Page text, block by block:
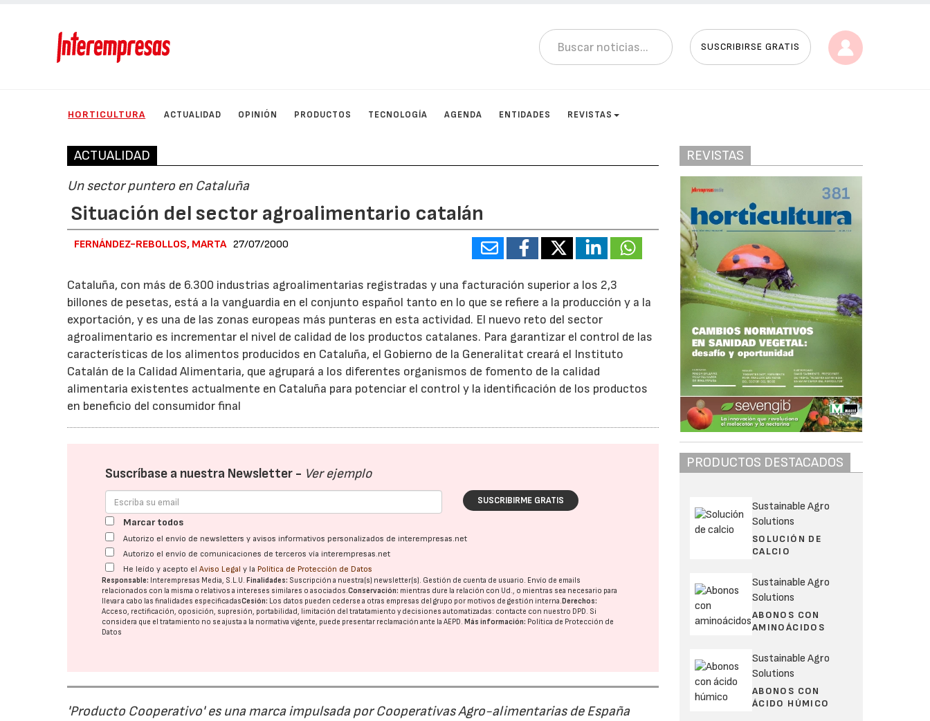
SUSCRIBIRSE GRATIS
HORTICULTURA ACTUALIDAD OPINIÓN PRODUCTOS TECNOLOGÍA AGENDA ENTIDADES REVISTAS
ACTUALIDAD
Un sector puntero en Cataluña
Situación del sector agroalimentario catalán
FERNÁNDEZ-REBOLLOS, MARTA 27/07/2000
Cataluña, con más de 6.300 industrias agroalimentarias registradas y una facturación superior a los 2,3
billones de pesetas, está a la vanguardia en el conjunto español tanto en lo que se refiere a la producción y a la
exportación, y es una de las zonas europeas más punteras en esta actividad. El nuevo reto del sector
agroalimentario es incrementar el nivel de calidad de los productos catalanes. Para garantizar el control de las
características de los alimentos producidos en Cataluña, el Gobierno de la Generalitat creará el Instituto
Catalán de la Calidad Alimentaria, que agrupará a los diferentes organismos de fomento de la calidad
alimentaria existentes actualmente en Cataluña para potenciar el control y la identificación de los productos
en beneficio del consumidor final
Suscríbase a nuestra Newsletter - Ver ejemplo
SUSCRIBIRME GRATIS
Marcar todos
Autorizo el envío de newsletters y avisos informativos personalizados de interempresas.net
Autorizo el envío de comunicaciones de terceros vía interempresas.net
He leído y acepto elAviso Legal y la Política de Protección de Datos
Responsable: Interempresas Media, S.L.U. Finalidades: Suscripción a nuestra(s) newsletter(s). Gestión de cuenta de usuario. Envío de emails
relacionados con la misma o relativos a intereses similares o asociados.Conservación: mientras dure la relación con Ud., o mientras sea necesario para
llevar a cabo las finalidades especificadasCesión: Los datos pueden cederse a otras empresas del grupo por motivos de gestión interna. Derechos:
Acceso, rectificación, oposición, supresión, portabilidad, limitación del tratatamiento y decisiones automatizadas: contacte con nuestro DPD. Si
considera que el tratamiento no se ajusta a la normativa vigente, puede presentar reclamación ante laAEPD. Más información: Política de Protección de
Datos
'Producto Cooperativo' es una marca impulsada por Cooperativas Agro-alimentarias de España
REVISTAS
PRODUCTOS DESTACADOS
Sustainable Agro
Solutions
SOLUCIÓN DE
CALCIO
Sustainable Agro
Solutions
ABONOS CON
AMINOÁCIDOS
Sustainable Agro
Solutions
ABONOS CON
ÁCIDO HÚMICO